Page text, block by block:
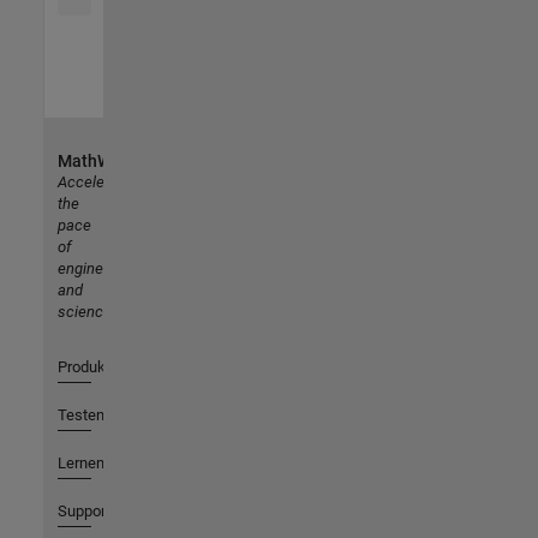
MathWorks
Accelerating
the
pace
of
engineering
and
science
Produkte
Testen oder Kaufen
Lernen
Support